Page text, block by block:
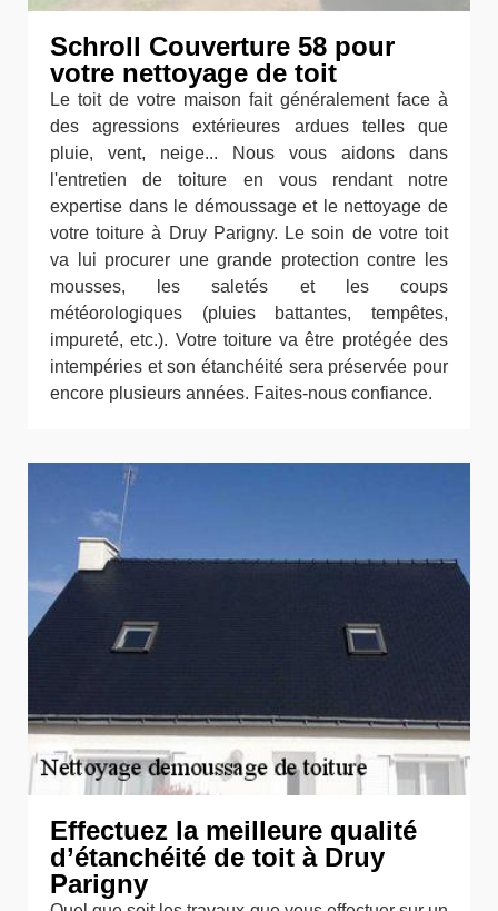
Schroll Couverture 58 pour
votre nettoyage de toit
Le toit de votre maison fait généralement face à
des agressions extérieures ardues telles que
pluie, vent, neige... Nous vous aidons dans
l'entretien de toiture en vous rendant notre
expertise dans le démoussage et le nettoyage de
votre toiture à Druy Parigny. Le soin de votre toit
va lui procurer une grande protection contre les
mousses, les saletés et les coups
météorologiques (pluies battantes, tempêtes,
impureté, etc.). Votre toiture va être protégée des
intempéries et son étanchéité sera préservée pour
encore plusieurs années. Faites-nous confiance.
Effectuez la meilleure qualité
d’étanchéité de toit à Druy
Parigny